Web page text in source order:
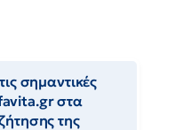
σημαντικές
στα
της